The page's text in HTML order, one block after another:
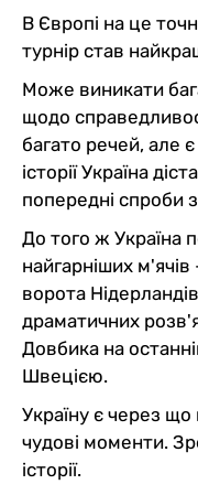
В Європі на це
турнір став
Може виникати
щодо
багато речей, але
історії Україна
попередні спроби
До того ж Україна
найгарніших
ворота
драматичних
Довбика на
Швецією.
Україну є через
чудові моменти.
історії.